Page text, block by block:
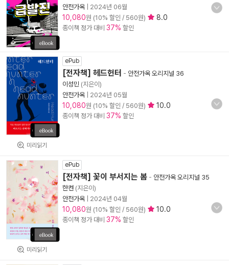
안전가옥 2024년 06월
10,080원 (10% 할인 / 560원) 8.0
종이책 정가 대비 37% 할인
미리읽기
ePub
[전자책] 헤드헌터 - 안전가옥 오리지널 36
이성민 (지은이)
안전가옥
2024년 05월
10,080원 (10% 할인 / 560원) 10.0
종이책 정가 대비 37% 할인
미리읽기
ePub
[전자책] 꽃이 부서지는 봄 - 안전가옥 오리지널 35
한켠 (지은이)
안전가옥
2024년 04월
10,080원 (10% 할인 / 560원) 10.0
종이책 정가 대비 37% 할인